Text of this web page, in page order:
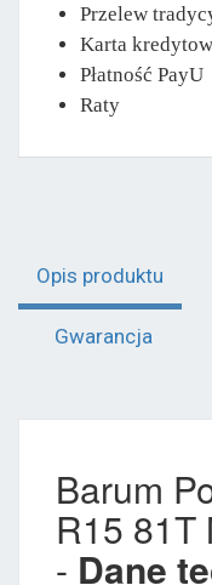
Przelew
Karta
Płatność PayU
Raty
Opis produktu
Gwarancja
Barum
R15 81T
- Dane